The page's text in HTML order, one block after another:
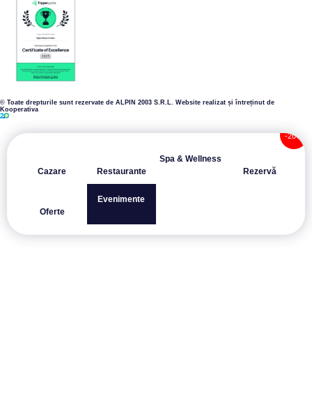
© Toate drepturile sunt rezervate de ALPIN 2003 S.R.L.
Website realizat și întreținut de
Kooperativa
Cazare Restaurante
Spa & Wellness
Rezervă
Oferte
Evenimente